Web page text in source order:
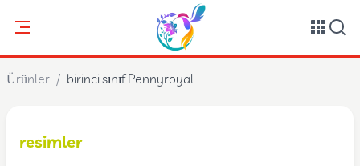
Ürünler / birinci sınıf Pennyroyal
resimler